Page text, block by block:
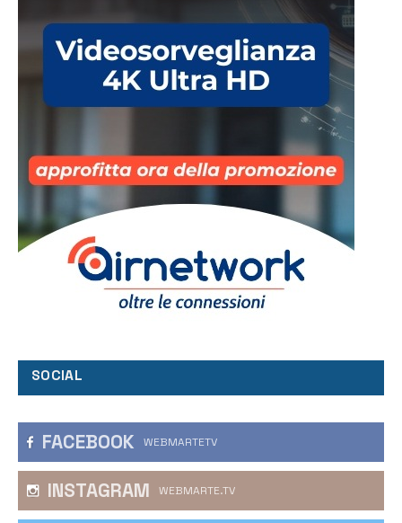
SOCIAL
FACEBOOK WEBMARTETV
INSTAGRAM WEBMARTE.TV